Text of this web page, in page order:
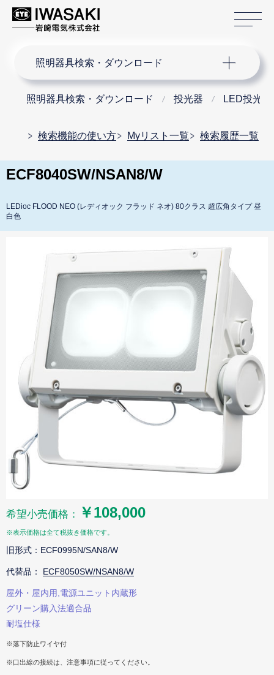
照明器具検索・ダウンロード
照明器具検索・ダウンロード 投光器 LED投光器
検索機能の使い方 Myリスト一覧 検索履歴一覧
ECF8040SW/NSAN8/W
LEDioc FLOOD NEO (レディオック フラッド ネオ) 80クラス 超広角タイプ 昼
白色
希望小売価格： ￥108,000
※表示価格は全て税抜き価格です。
旧形式：ECF0995N/SAN8/W
代替品： ECF8050SW/NSAN8/W
屋外・屋内用,電源ユニット内蔵形
グリーン購入法適合品
耐塩仕様
※落下防止ワイヤ付
※口出線の接続は、注意事項に従ってください。